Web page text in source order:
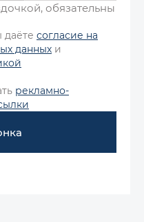
обязательны
даёте согласие на
данных
рекламно-